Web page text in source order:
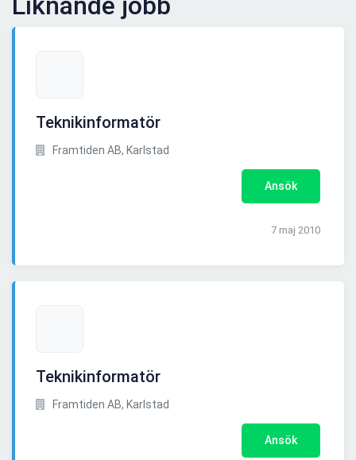
Teknikinformatör
Framtiden AB, Karlstad
Ansök
7 maj 2010
Teknikinformatör
Framtiden AB, Karlstad
Ansök